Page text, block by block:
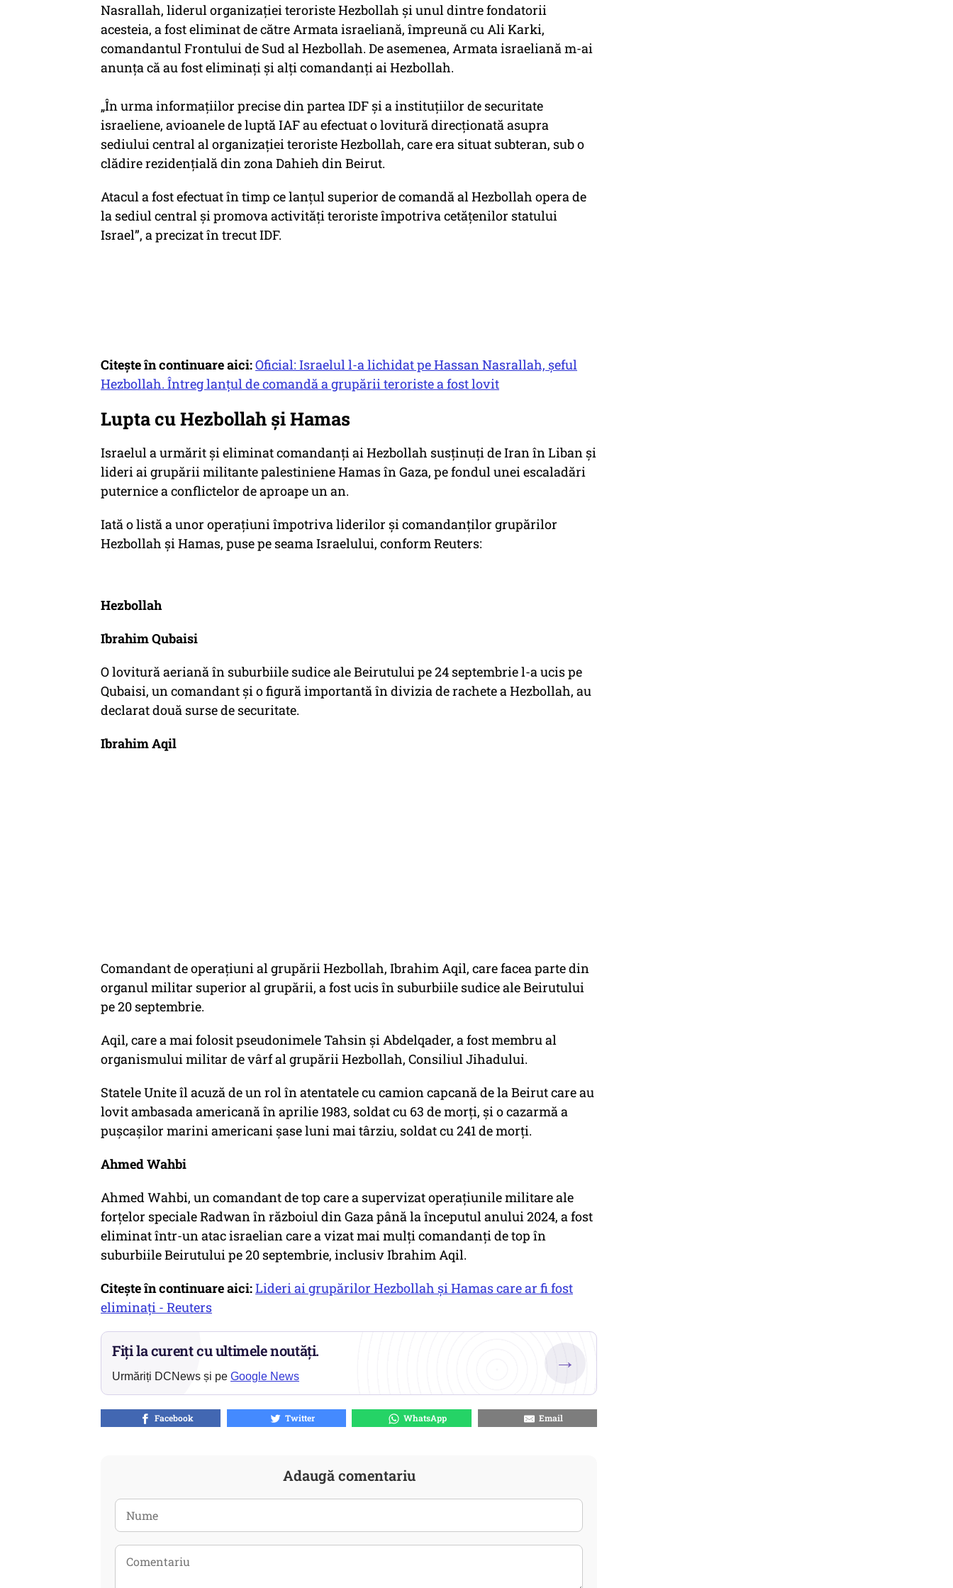
Nasrallah, liderul organizației teroriste Hezbollah și unul dintre fondatorii
acesteia, a fost eliminat de către Armata israeliană, împreună cu Ali Karki,
comandantul Frontului de Sud al Hezbollah. De asemenea, Armata israeliană m-ai
anunța că au fost eliminați și alți comandanți ai Hezbollah.
„În urma informațiilor precise din partea IDF și a instituțiilor de securitate
israeliene, avioanele de luptă IAF au efectuat o lovitură direcționată asupra
sediului central al organizației teroriste Hezbollah, care era situat subteran, sub o
clădire rezidențială din zona Dahieh din Beirut.
Atacul a fost efectuat în timp ce lanțul superior de comandă al Hezbollah opera de
la sediul central și promova activități teroriste împotriva cetățenilor statului
Israel”, a precizat în trecut IDF.
Citește în continuare aici:Oficial: Israelul l-a lichidat pe Hassan Nasrallah, șeful
Hezbollah. Întreg lanțul de comandă a grupării teroriste a fost lovit
Lupta cu Hezbollah și Hamas
Israelul a urmărit și eliminat comandanți ai Hezbollah susținuți de Iran în Liban și
lideri ai grupării militante palestiniene Hamas în Gaza, pe fondul unei escaladări
puternice a conflictelor de aproape un an.
Iată o listă a unor operațiuni împotriva liderilor și comandanților grupărilor
Hezbollah și Hamas, puse pe seama Israelului, conform Reuters:
Hezbollah
Ibrahim Qubaisi
O lovitură aeriană în suburbiile sudice ale Beirutului pe 24 septembrie l-a ucis pe
Qubaisi, un comandant și o figură importantă în divizia de rachete a Hezbollah, au
declarat două surse de securitate.
Ibrahim Aqil
Comandant de operațiuni al grupării Hezbollah, Ibrahim Aqil, care facea parte din
organul militar superior al grupării, a fost ucis în suburbiile sudice ale Beirutului
pe 20 septembrie.
Aqil, care a mai folosit pseudonimele Tahsin și Abdelqader, a fost membru al
organismului militar de vârf al grupării Hezbollah, Consiliul Jihadului.
Statele Unite îl acuză de un rol în atentatele cu camion capcană de la Beirut care au
lovit ambasada americană în aprilie 1983, soldat cu 63 de morți, și o cazarmă a
pușcașilor marini americani șase luni mai târziu, soldat cu 241 de morți.
Ahmed Wahbi
Ahmed Wahbi, un comandant de top care a supervizat operațiunile militare ale
forțelor speciale Radwan în războiul din Gaza până la începutul anului 2024, a fost
eliminat într-un atac israelian care a vizat mai mulți comandanți de top în
suburbiile Beirutului pe 20 septembrie, inclusiv Ibrahim Aqil.
Citește în continuare aici:Lideri ai grupărilor Hezbollah și Hamas care ar fi fost
eliminați - Reuters
Fiți la curent cu ultimele noutăți.
Urmăriți DCNews și pe Google News
→
Facebook Twitter WhatsApp Email
Adaugă comentariu